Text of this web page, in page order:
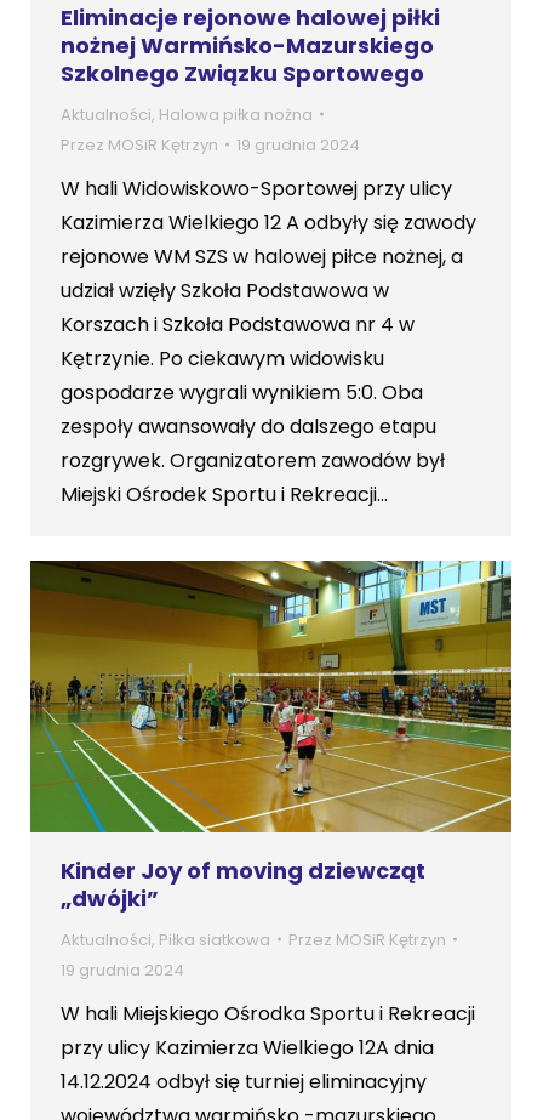
Eliminacje rejonowe halowej piłki
nożnej Warmińsko-Mazurskiego
Szkolnego Związku Sportowego
Aktualności, Halowa piłka nożna
Przez MOSiR Kętrzyn 19 grudnia 2024
W hali Widowiskowo-Sportowej przy ulicy
Kazimierza Wielkiego 12 A odbyły się zawody
rejonowe WM SZS w halowej piłce nożnej, a
udział wzięły Szkoła Podstawowa w
Korszach i Szkoła Podstawowa nr 4 w
Kętrzynie. Po ciekawym widowisku
gospodarze wygrali wynikiem 5:0. Oba
zespoły awansowały do dalszego etapu
rozgrywek. Organizatorem zawodów był
Miejski Ośrodek Sportu i Rekreacji…
Kinder Joy of moving dziewcząt
„dwójki”
Aktualności, Piłka siatkowa Przez MOSiR Kętrzyn
19 grudnia 2024
W hali Miejskiego Ośrodka Sportu i Rekreacji
przy ulicy Kazimierza Wielkiego 12A dnia
14.12.2024 odbył się turniej eliminacyjny